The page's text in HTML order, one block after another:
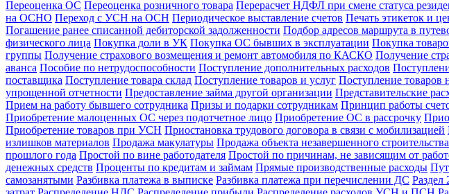
Переоценка ОС Переоценка розничного товара Перерасчет НДФЛ при смене статуса
на ОСНО Переход с УСН на ОСН Периодическое выставление счетов Печать этикеток и
Погашение ранее списанной дебиторской задолженности Подбор адресов маршрута в
физического лица Покупка доли в УК Покупка ОС бывших в эксплуатации Покупка
группы Получение страхового возмещения и ремонт автомобиля по КАСКО Получение
аванса Пособие по нетрудоспособности Поступление дополнительных расходов
поставщика Поступление товара склад Поступление товаров и услуг Поступление товаров
упрощенной отчетности Предоставление займа другой организации Представительские
Прием на работу бывшего сотрудника Призы и подарки сотрудникам Принцип работы
Приобретение малоценных ОС через подотчетное лицо Приобретение ОС в рассрочку
Приобретение товаров при УСН Приостановка трудового договора в связи с мобилизацией
излишков материалов Продажа макулатуры Продажа объекта незавершенного строительства
прошлого года Простой по вине работодателя Простой по причинам, не зависящим от
денежных средств Проценты по кредитам и займам Прямые производственные расходы
самозанятыми Разбивка платежа в выписке Разбивка платежа при перечислении ДС